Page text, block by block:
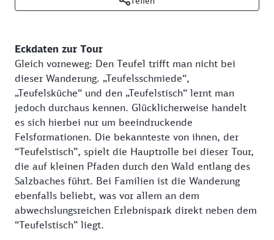
Eckdaten zur Tour
Gleich vorneweg: Den Teufel trifft man nicht bei
dieser Wanderung. „Teufelsschmiede“,
„Teufelsküche“ und den „Teufelstisch“ lernt man
jedoch durchaus kennen. Glücklicherweise handelt
es sich hierbei nur um beeindruckende
Felsformationen. Die bekannteste von ihnen, der
“Teufelstisch”, spielt die Hauptrolle bei dieser Tour,
die auf kleinen Pfaden durch den Wald entlang des
Salzbaches führt. Bei Familien ist die Wanderung
ebenfalls beliebt, was vor allem an dem
abwechslungsreichen Erlebnispark direkt neben dem
“Teufelstisch” liegt.